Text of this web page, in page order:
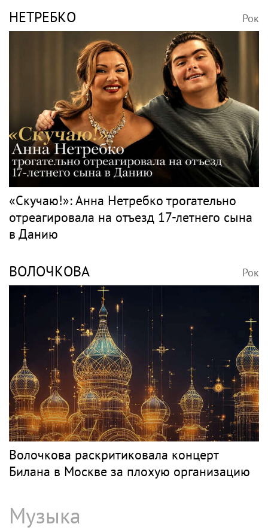
НЕТРЕБКО Рок
«Скучаю!»: Анна Нетребко трогательно
отреагировала на отъезд 17-летнего сына
в Данию
ВОЛОЧКОВА Рок
Волочкова раскритиковала концерт
Билана в Москве за плохую организацию
Музыка